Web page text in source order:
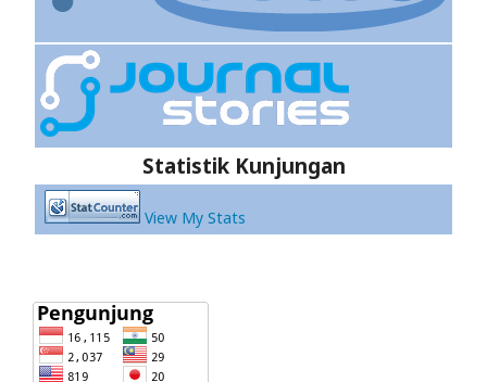
Statistik Kunjungan
View My Stats